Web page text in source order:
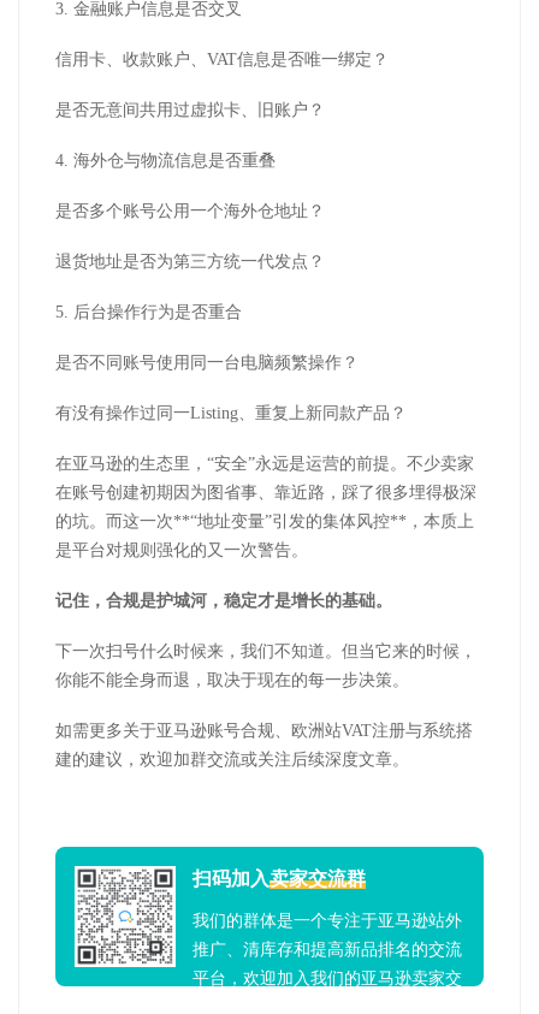
3. 金融账户信息是否交叉
信用卡、收款账户、 VAT信息是否唯一绑定？
是否无意间共用过虚拟卡、旧账户？
4. 海外仓与物流信息是否重叠
是否多个账号公用一个海外仓地址？
退货地址是否为第三方统一代发点？
5. 后台操作行为是否重合
是否不同账号使用同一台电脑频繁操作？
有没有操作过同一Listing、重复上新同款产品？
在亚马逊的生态里， “安全”永远是运营的前提。不少卖家
在账号创建初期因为图省事、靠近路，踩了很多埋得极深
的坑。而这一次**“地址变量”引发的集体风控** ，本质上
是平台对规则强化的又一次警告。
记住，合规是护城河，稳定才是增长的基础。
下一次扫号什么时候来，我们不知道。但当它来的时候，
你能不能全身而退，取决于现在的每一步决策。
如需更多关于亚马逊账号合规、欧洲站VAT注册与系统搭
建的建议，欢迎加群交流或关注后续深度文章。
扫码加入卖家交流群
我们的群体是一个专注于亚马逊站外
推广、清库存和提高新品排名的交流
平台，欢迎加入我们的亚马逊卖家交